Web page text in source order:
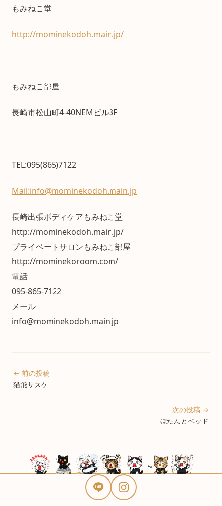
もみねこ堂
http://mominekodoh.main.jp/
もみねこ部屋
長崎市松山町4-40NEMビル3F
TEL:095(865)7122
Mail:info@mominekodoh.main.jp
長崎出張ボディケアもみねこ堂
http://mominekodoh.main.jp/
プライベートサロンもみねこ部屋
http://mominekoroom.com/
電話
095-865-7122
メール
info@mominekodoh.main.jp
← 前の投稿
猫飛サスケ
次の投稿 →
ぼたんとベッド